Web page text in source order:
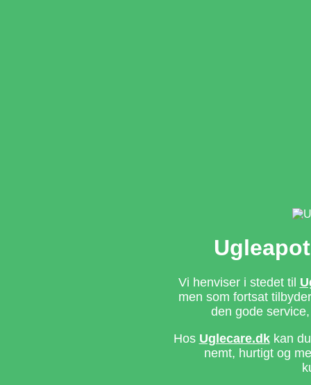
Vi henviser i stedet til
men som fortsat
den gode
Hos Uglecare.dkkan du
nemt, hurtigt og